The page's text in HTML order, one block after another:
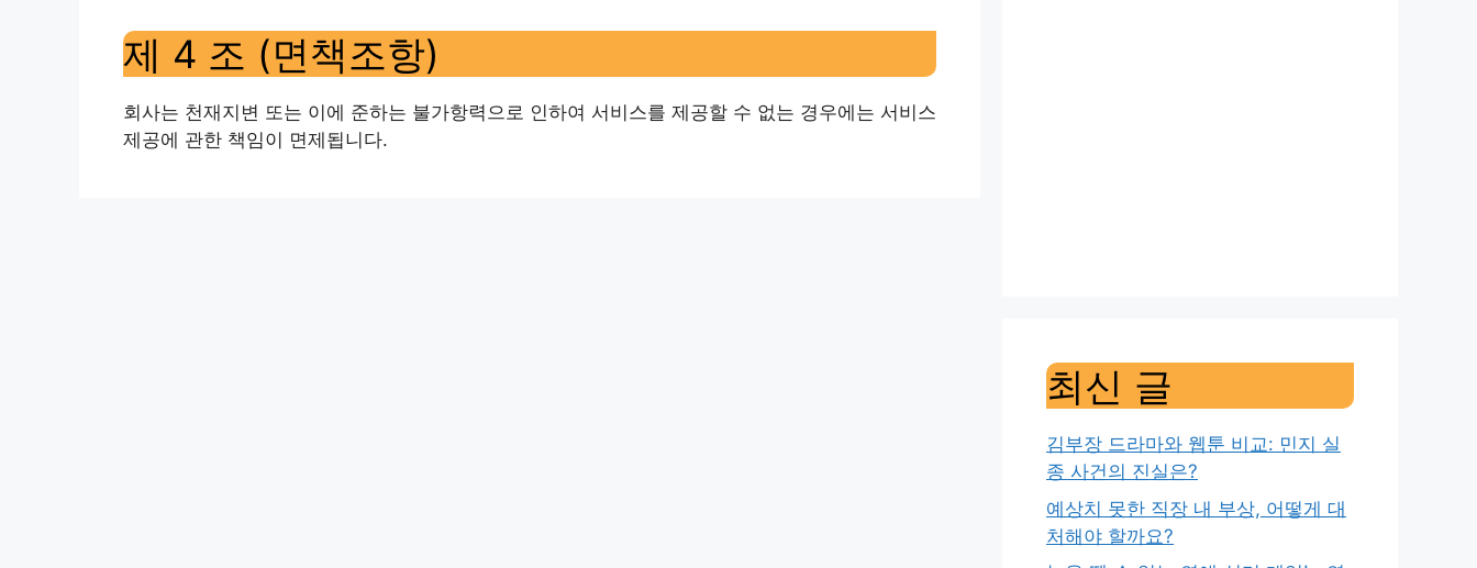
제 4 조 (면책조항)
회사는 천재지변 또는 이에 준하는 불가항력으로 인하여 서비스를 제공할 수 없는 경우에는 서비스
제공에 관한 책임이 면제됩니다.
최신 글
김부장 드라마와 웹툰 비교: 민지 실
종 사건의 진실은?
예상치 못한 직장 내 부상, 어떻게 대
처해야 할까요?